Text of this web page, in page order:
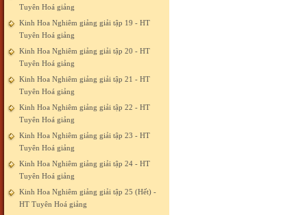
Tuyên Hoá giảng
Kinh Hoa Nghiêm giảng giải tập 19 - HT
Tuyên Hoá giảng
Kinh Hoa Nghiêm giảng giải tập 20 - HT
Tuyên Hoá giảng
Kinh Hoa Nghiêm giảng giải tập 21 - HT
Tuyên Hoá giảng
Kinh Hoa Nghiêm giảng giải tập 22 - HT
Tuyên Hoá giảng
Kinh Hoa Nghiêm giảng giải tập 23 - HT
Tuyên Hoá giảng
Kinh Hoa Nghiêm giảng giải tập 24 - HT
Tuyên Hoá giảng
Kinh Hoa Nghiêm giảng giải tập 25 (Hết) -
HT Tuyên Hoá giảng